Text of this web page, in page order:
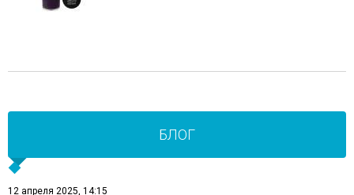
БЛОГ
12 апреля 2025, 14:15